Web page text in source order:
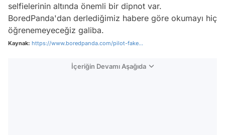
selfielerinin altında önemli bir dipnot var.
BoredPanda'dan derlediğimiz habere göre okumayı hiç
öğrenemeyeceğiz galiba.
Kaynak: https://www.boredpanda.com/pilot-fake...
İçeriğin Devamı Aşağıda